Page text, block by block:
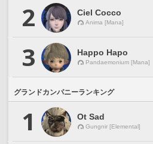
2 Ciel Cocco
Anima [Mana]
3 Happo Hapo
Pandaemonium [Mana]
グランドカンパニーランキング
1 Ot Sad
Gungnir [Elemental]